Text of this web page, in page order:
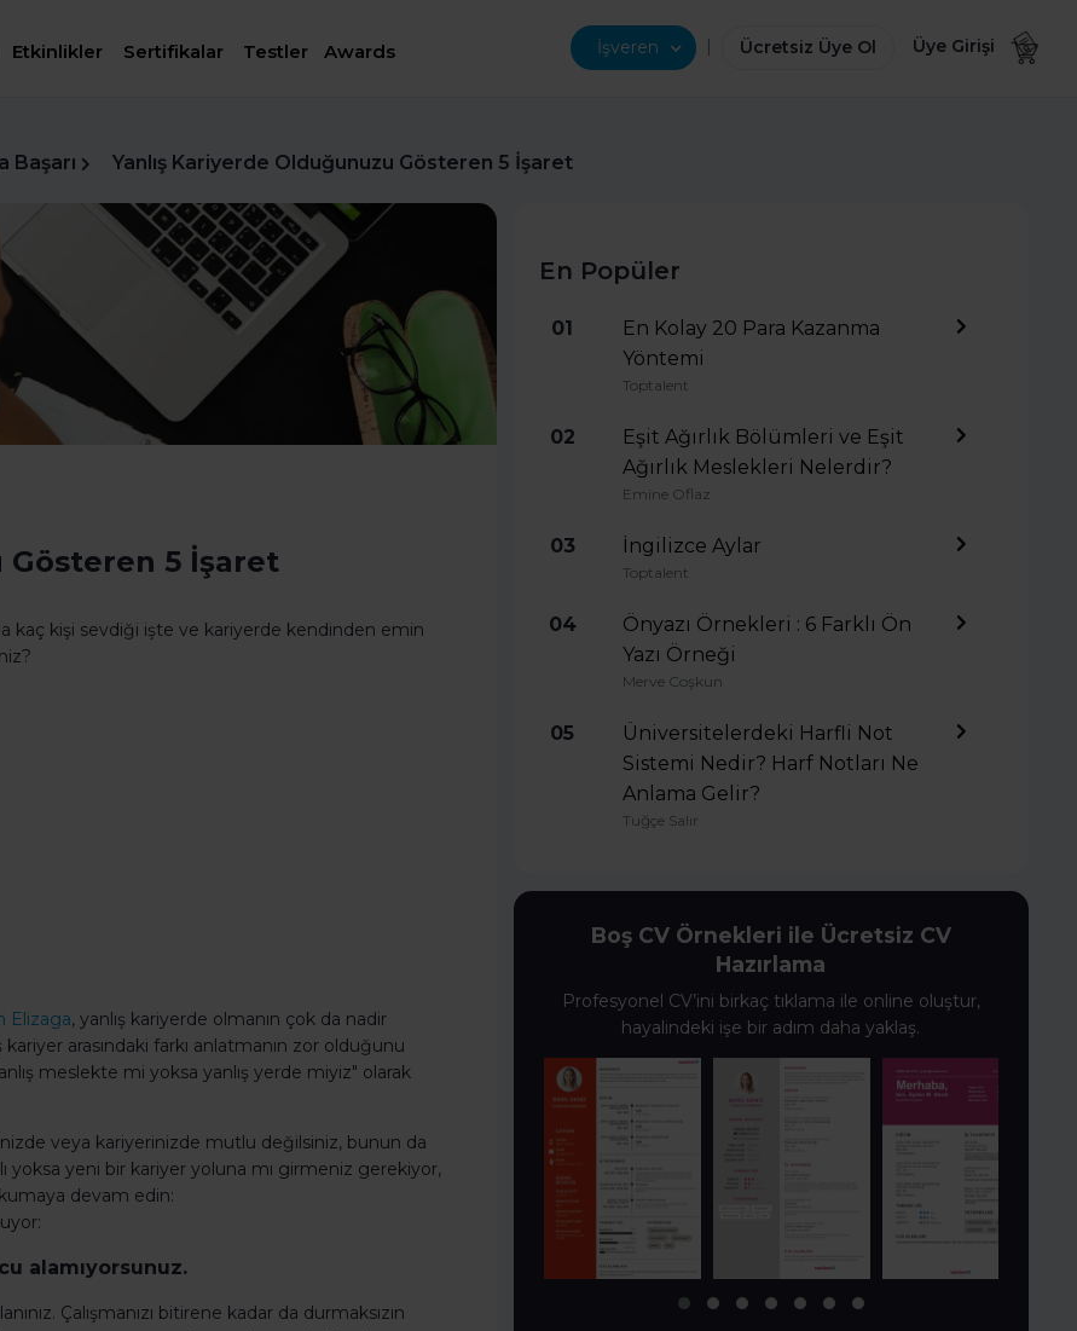
Etkinlikler Sertifikalar Testler Awards İşveren | Ücretsiz Üye Ol Üye Girişi
Başarı Yanlış Kariyerde Olduğunuzu Gösteren 5 İşaret
Gösteren 5 İşaret
kaç kişi sevdiği işte ve kariyerde kendinden emin
Elizaga, yanlış kariyerde olmanın çok da nadir
arasındaki farkı anlatmanın zor olduğunu
meslekte mi yoksa yanlış yerde miyiz" olarak
veya kariyerinizde mutlu değilsiniz, bunun da
yoksa yeni bir kariyer yoluna mı girmeniz gerekiyor,
devam edin:
alamıyorsunuz.
Çalışmanızı bitirene kadar da durmaksızın
En Popüler
01
En Kolay 20 Para Kazanma
Yöntemi
Toptalent
02
Eşit Ağırlık Bölümleri ve Eşit
Ağırlık Meslekleri Nelerdir?
Emine Oflaz
03 İngilizce Aylar
Toptalent
04
Önyazı Örnekleri : 6 Farklı Ön
Yazı Örneği
Merve Coşkun
05
Üniversitelerdeki Harfli Not
Sistemi Nedir? Harf Notları Ne
Anlama Gelir?
Tuğçe Salır
Boş CV Örnekleri ile Ücretsiz CV
Hazırlama
Profesyonel CV’ini birkaç tıklama ile online oluştur,
hayalindeki işe bir adım daha yaklaş.